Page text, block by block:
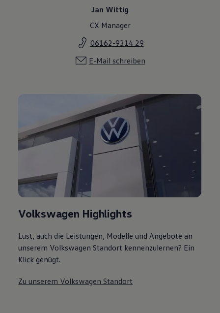
Jan Wittig
CX Manager
06162-9314 29
E-Mail schreiben
Volkswagen Highlights
Lust, auch die Leistungen, Modelle und Angebote an
unserem Volkswagen Standort kennenzulernen? Ein
Klick genügt.
Zu unserem Volkswagen Standort